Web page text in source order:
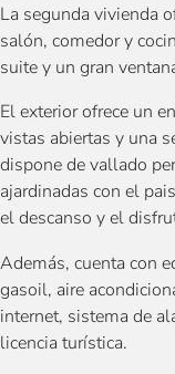
La segunda vivienda
salón, comedor y
suite y un gran
El exterior ofrece un
vistas abiertas y una
dispone de vallado
ajardinadas con el
el descanso y el
Además, cuenta con
gasoil, aire
internet, sistema de
licencia turística.